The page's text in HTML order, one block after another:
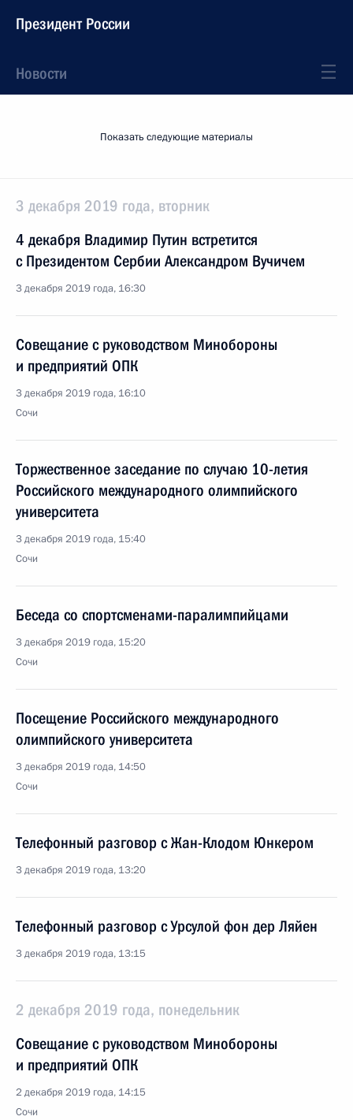
Президент России
Новости
Показать следующие материалы
3 декабря 2019 года, вторник
4 декабря Владимир Путин встретится
с Президентом Сербии Александром Вучичем
3 декабря 2019 года, 16:30
Совещание с руководством Минобороны
и предприятий ОПК
3 декабря 2019 года, 16:10
Сочи
Торжественное заседание по случаю 10-летия
Российского международного олимпийского
университета
3 декабря 2019 года, 15:40
Сочи
Беседа со спортсменами-паралимпийцами
3 декабря 2019 года, 15:20
Сочи
Посещение Российского международного
олимпийского университета
3 декабря 2019 года, 14:50
Сочи
Телефонный разговор с Жан-Клодом Юнкером
3 декабря 2019 года, 13:20
Телефонный разговор с Урсулой фон дер Ляйен
3 декабря 2019 года, 13:15
2 декабря 2019 года, понедельник
Совещание с руководством Минобороны
и предприятий ОПК
2 декабря 2019 года, 14:15
Сочи